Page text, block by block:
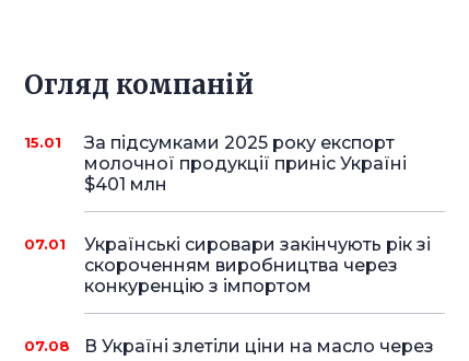
Огляд компаній
15.01
За підсумками 2025 року експорт
молочної продукції приніс Україні
$401 млн
07.01
Українські сировари закінчують рік зі
скороченням виробництва через
конкуренцію з імпортом
07.08
В Україні злетіли ціни на масло через